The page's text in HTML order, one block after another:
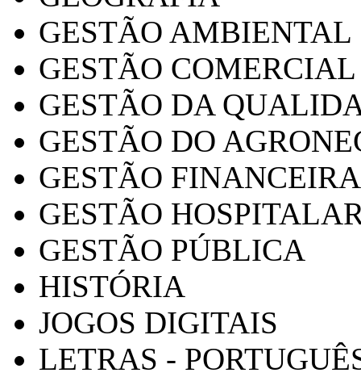
GESTÃO AMBIENTAL
GESTÃO COMERCIAL
GESTÃO DA
GESTÃO DO
GESTÃO FINANCEIRA
GESTÃO
GESTÃO PÚBLICA
HISTÓRIA
JOGOS DIGITAIS
LETRAS -